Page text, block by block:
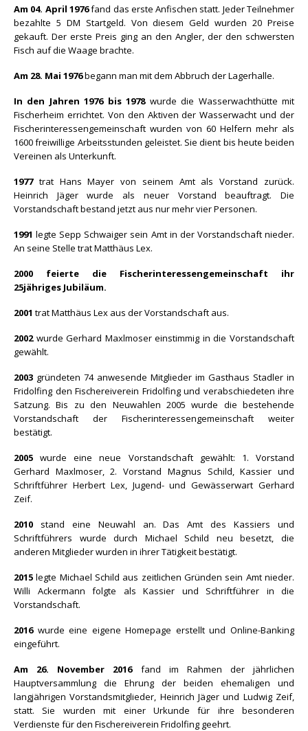
Am 04. April 1976fand das erste Anfischen statt. Jeder Teilnehmer
bezahlte 5 DM Startgeld. Von diesem Geld wurden 20 Preise
gekauft. Der erste Preis ging an den Angler, der den schwersten
Fisch auf die Waage brachte.
Am 28. Mai 1976begann man mit dem Abbruch der Lagerhalle.
In den Jahren 1976 bis 1978wurde die Wasserwachthütte mit
Fischerheim errichtet. Von den Aktiven der Wasserwacht und der
Fischerinteressengemeinschaft wurden von 60 Helfern mehr als
1600 freiwillige Arbeitsstunden geleistet. Sie dient bis heute beiden
Vereinen als Unterkunft.
1977 trat Hans Mayer von seinem Amt als Vorstand zurück.
Heinrich Jäger wurde als neuer Vorstand beauftragt. Die
Vorstandschaft bestand jetzt aus nur mehr vier Personen.
1991 legte Sepp Schwaiger sein Amt in der Vorstandschaft nieder.
An seine Stelle trat Matthäus Lex.
2000 feierte die Fischerinteressengemeinschaft ihr
25jähriges Jubiläum.
2001 trat Matthäus Lex aus der Vorstandschaft aus.
2002wurde Gerhard Maxlmoser einstimmig in die Vorstandschaft
gewählt.
2003 gründeten 74 anwesende Mitglieder im Gasthaus Stadler in
Fridolfing den Fischereiverein Fridolfing und verabschiedeten ihre
Satzung. Bis zu den Neuwahlen 2005 wurde die bestehende
Vorstandschaft der Fischerinteressengemeinschaft weiter
bestätigt.
2005 wurde eine neue Vorstandschaft gewählt: 1. Vorstand
Gerhard Maxlmoser, 2. Vorstand Magnus Schild, Kassier und
Schriftführer Herbert Lex, Jugend- und Gewässerwart Gerhard
Zeif.
2010 stand eine Neuwahl an. Das Amt des Kassiers und
Schriftführers wurde durch Michael Schild neu besetzt, die
anderen Mitglieder wurden in ihrer Tätigkeit bestätigt.
2015legte Michael Schild aus zeitlichen Gründen sein Amt nieder.
Willi Ackermann folgte als Kassier und Schriftführer in die
Vorstandschaft.
2016wurde eine eigene Homepage erstellt und Online-Banking
eingeführt.
Am 26. November 2016fand im Rahmen der jährlichen
Hauptversammlung die Ehrung der beiden ehemaligen und
langjährigen Vorstandsmitglieder, Heinrich Jäger und Ludwig Zeif,
statt. Sie wurden mit einer Urkunde für ihre besonderen
Verdienste für den Fischereiverein Fridolfing geehrt.